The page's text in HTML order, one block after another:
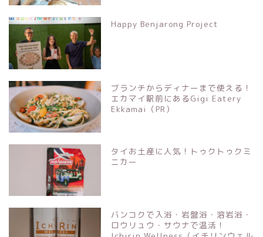
Happy Benjarong Project
ブランチからディナーまで使える！
エカマイ駅前にあるGigi Eatery
Ekkamai（PR）
タイお土産に人気！トゥクトゥクミ
ニカー
バンコクで入浴・岩盤浴・溶岩浴・
ロウリュウ・サウナで温活！